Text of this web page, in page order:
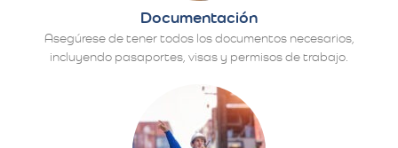
Documentación
Asegúrese de tener todos los documentos necesarios,
incluyendo pasaportes, visas y permisos de trabajo.